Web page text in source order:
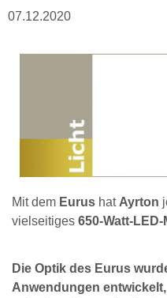
07.12.2020
Mit dem Eurus hat Ayrton
vielseitiges 650-Watt-
Die Optik des Eurus
Anwendungen